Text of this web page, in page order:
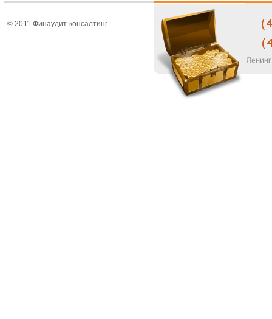
© 2011 Финаудит-консалтинг